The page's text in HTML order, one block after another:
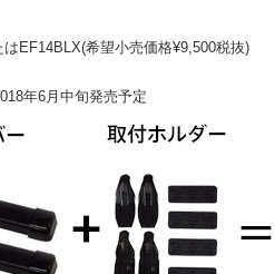
EF14BLX(希望小売価格¥9,500税抜)
年6月中旬発売予定